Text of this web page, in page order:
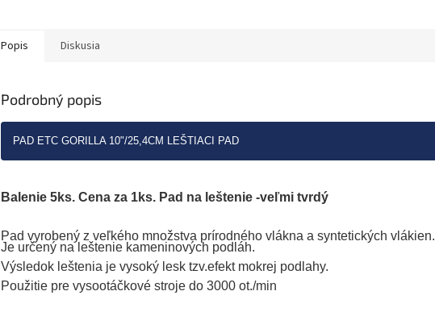
Popis Diskusia
Podrobný popis
PAD ETC GORILLA 10"/25,4CM LEŠTIACI PAD
Balenie 5ks. Cena za 1ks. Pad na leštenie -veľmi tvrdý
Pad vyrobený z veľkého množstva prírodného vlákna a syntetických vlákien.
Je určený na leštenie kameninových podláh.
Výsledok leštenia je vysoký lesk tzv.efekt mokrej podlahy.
Použitie pre vysootáčkové stroje do 3000 ot./min